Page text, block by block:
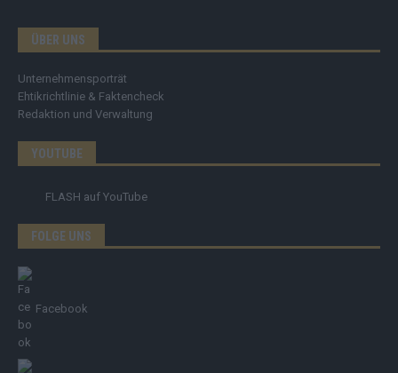
ÜBER UNS
Unternehmensporträt
Ehtikrichtlinie & Faktencheck
Redaktion und Verwaltung
YOUTUBE
FLASH auf YouTube
FOLGE UNS
Facebook